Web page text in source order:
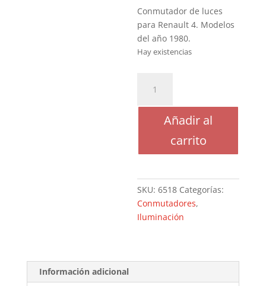
Conmutador de luces
para Renault 4. Modelos
del año 1980.
Hay existencias
LUCES
RENAULT-
Añadir al
carrito
SKU:6518 Categorías:
Conmutadores,
Iluminación
Información adicional